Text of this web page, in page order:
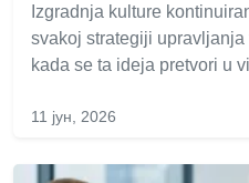
Izgradnja kulture
svakoj strategiji
kada se ta ideja pretvori u
11 јун, 2026